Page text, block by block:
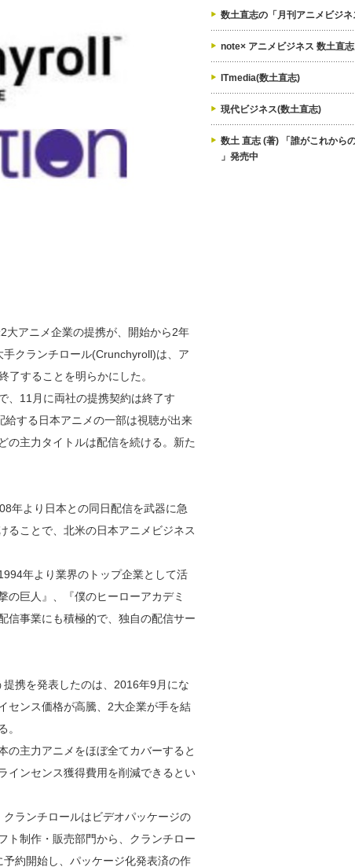
アニメ企業の提携が、開始から2年
クランチロール(Crunchyroll)は、ア
することを明らかにした。
、11月に両社の提携契約は終了す
する日本アニメの一部は視聴が出来
の主力タイトルは配信を続ける。新た
年より日本との同日配信を武器に急
ることで、北米の日本アニメビジネス
年より業界のトップ企業として活
の巨人』、『僕のヒーローアカデミ
信事業にも積極的で、独自の配信サー
携を発表したのは、2016年9月にな
センス価格が高騰、2大企業が手を結
。
主力アニメをほぼ全てカバーすると
インセンス獲得費用を削減できるとい
ランチロールはビデオパッケージの
ト制作・販売部門から、クランチロー
約開始し、パッケージ化発表済の作
数土直志の「月刊アニメビジ
note× アニメビジネス 数土直志
ITmedia(数土直志)
現代ビジネス(数土直志)
数土 直志 (著) 「誰がこれから
」発売中